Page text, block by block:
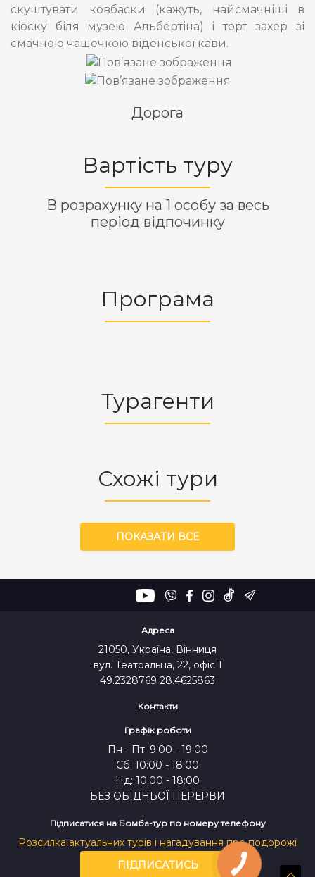
скуштувати ковбаски (кажуть, найсмачніші в
кіоску біля музею Альбертіна) і торт захер зі
смачною чашечкою віденської кави.
Дорога
Вартість туру
В розрахунку на 1 особу за весь
період відпочинку
Програма
Турагенти
Схожі тури
ПОКАЗАТИ ВСЕ
Адреса
21050, Україна, Вінниця
вул. Театральна, 22, офіс 1
49.2328769 28.4625863
Контакти
Графік роботи
Пн - Пт: 9:00 - 19:00
Сб: 10:00 - 18:00
Нд: 10:00 - 18:00
БЕЗ ОБІДНЬОЇ ПЕРЕРВИ
Підписатися на Бомба-тур по номеру телефону
Розсилка актуальних турів і нагадування про подорожі
ПІДПИСАТИСЬ